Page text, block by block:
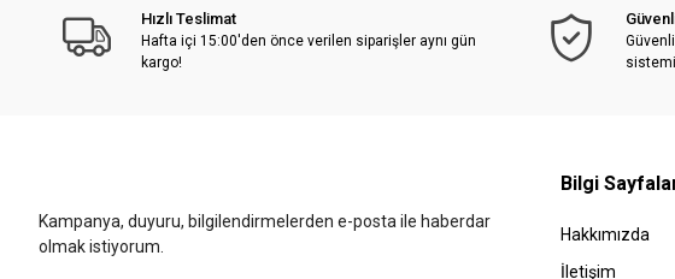
Hızlı Teslimat
Hafta içi 15:00'den önce verilen siparişler aynı gün
kargo!
Kampanya, duyuru, bilgilendirmelerden e-posta ile haberdar
olmak istiyorum.
Bilgi
Hakkımızda
İletişim